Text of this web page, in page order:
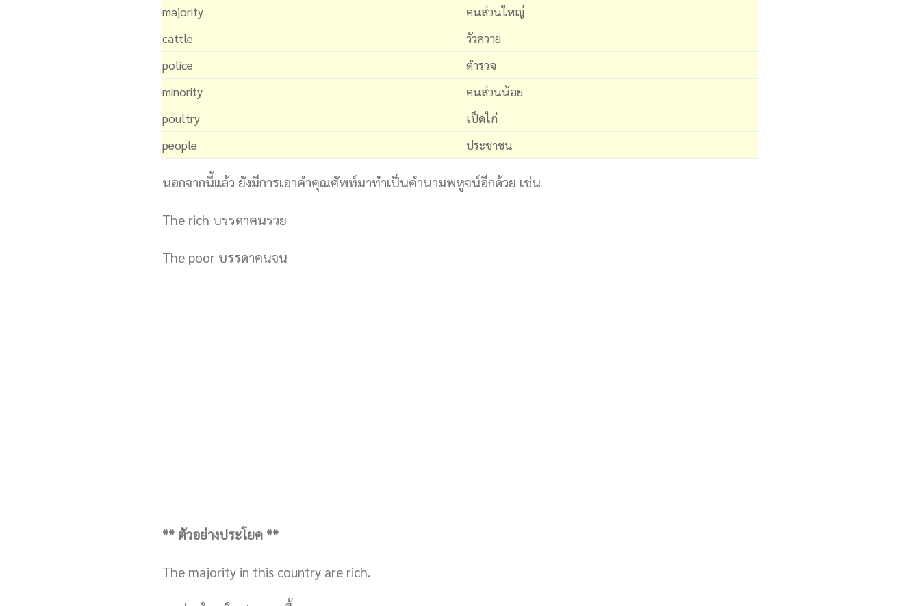
majority
คนส่วนใหญ่
cattle
วัวควาย
police
ตำรวจ
minority
คนส่วนน้อย
poultry
เป็ดไก่
people
ประชาชน
นอกจากนี้แล้ว ยังมีการเอาคำคุณศัพท์มาทำเป็นคำนามพหูจน์อีกด้วย เช่น
The rich บรรดาคนรวย
The poor บรรดาคนจน
** ตัวอย่างประโยค **
The majority in this country are rich.